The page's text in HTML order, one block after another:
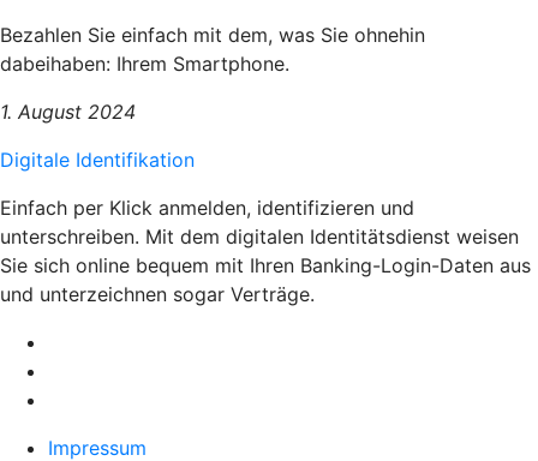
Bezahlen Sie einfach mit dem, was Sie ohnehin
dabeihaben: Ihrem Smartphone.
1. August 2024
Digitale Identifikation
Einfach per Klick anmelden, identifizieren und
unterschreiben. Mit dem digitalen Identitätsdienst weisen
Sie sich online bequem mit Ihren Banking-Login-Daten aus
und unterzeichnen sogar Verträge.
Impressum